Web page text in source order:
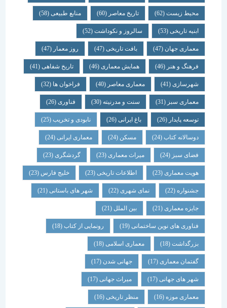
محیط زیست(62) تاریخ معاصر(60) منابع طبیعی(58)
ابنیه تاریخی(53) سالروز و نکوداشت(52)
معماری جهان (47) بافت تاریخی(47) روز معمار(47)
فرهنگ و هنر(46) همایش معماری (46) تاریخ شفاهی (41)
شهرسازی(41) معماری معاصر(40) فراخوان ها (32)
معماری سبز(31) سنت و مدرنیته(30) فناوری (26)
توسعه پایدار(26) باغ ایرانی(26) نابودی و تخریب(25)
دوسالانه کتاب(24) مسکن (24) معماری ایرانی(24)
فضای سبز(24) میراث معماری (23) گردشگری (23)
هویت معماری (23) اطلاعات تاریخی(23) خلیج فارس(23)
جشنواره(22) نمای شهری(22) شهر های باستانی (21)
جایزه معماری (21) بین الملل(21)
فناوری های نوین ساختمانی(19) رونمایی از کتاب (18)
بزرگداشت (18) معماری اسلامی(18)
گفتمان معماری (17) جهانی شدن(17)
شهر های جهانی(17) میراث جهانی(17)
معماری موزه(16) منظر تاریخی (16)